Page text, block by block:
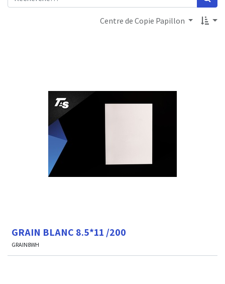
Centre de Copie Papillon
GRAIN BLANC 8.5*11 /200
GRAIN8WH